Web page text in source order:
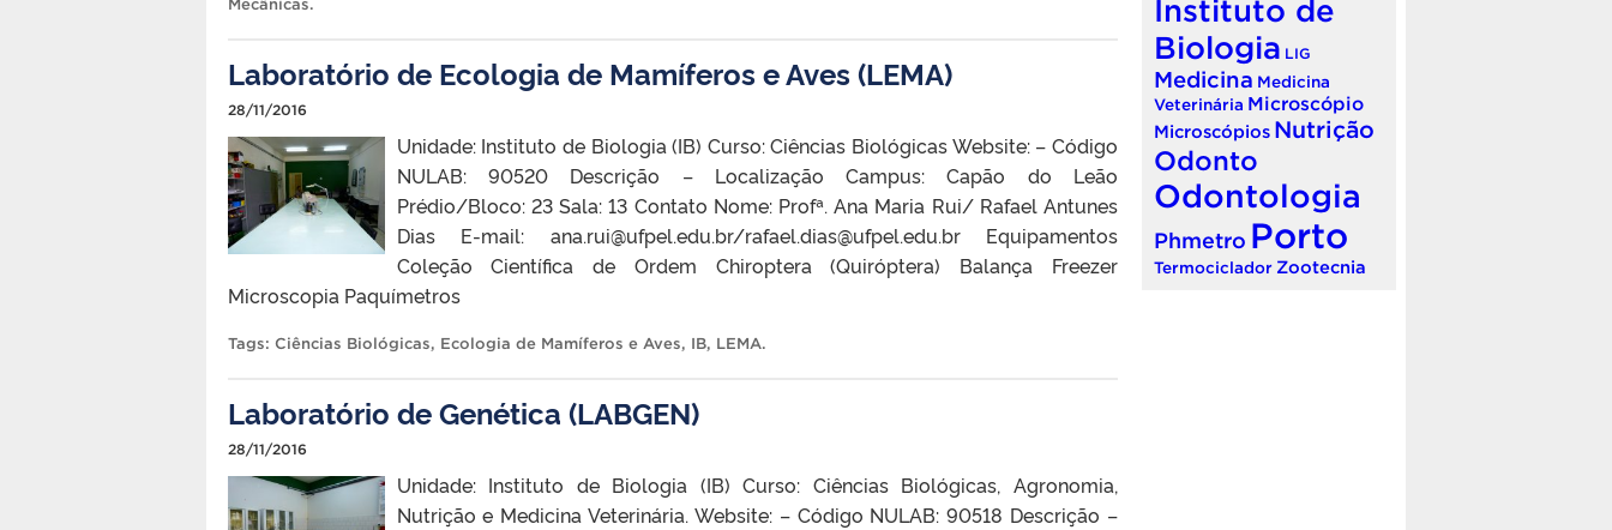
Mecânicas.
Laboratório de Ecologia de Mamíferos e Aves (LEMA)
28/11/2016
Unidade: Instituto de Biologia (IB) Curso: Ciências Biológicas Website: – Código
NULAB: 90520 Descrição – Localização Campus: Capão do Leão
Prédio/Bloco: 23 Sala: 13 Contato Nome: Profª. Ana Maria Rui/ Rafael Antunes
Dias E-mail: ana.rui@ufpel.edu.br/rafael.dias@ufpel.edu.br Equipamentos
Coleção Científica de Ordem Chiroptera (Quiróptera) Balança Freezer
Microscopia Paquímetros
Tags: Ciências Biológicas, Ecologia de Mamíferos e Aves, IB, LEMA.
Laboratório de Genética (LABGEN)
28/11/2016
Unidade: Instituto de Biologia (IB) Curso: Ciências Biológicas, Agronomia,
Nutrição e Medicina Veterinária. Website: – Código NULAB: 90518 Descrição –
Instituto de
Biologia LIG
Medicina Medicina
Veterinária Microscópio
Microscópios Nutrição
Odonto
Odontologia
Phmetro Porto
Termociclador Zootecnia